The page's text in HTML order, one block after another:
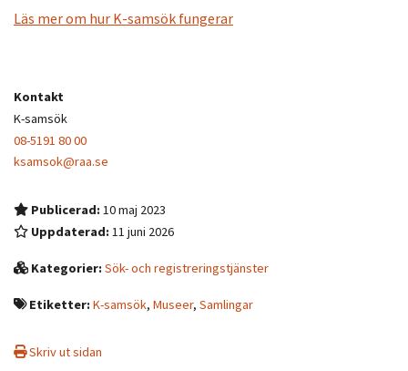
Läs mer om hur K-samsök fungerar
Kontakt
K-samsök
08-5191 80 00
ksamsok@raa.se
Publicerad:10 maj 2023
Uppdaterad:11 juni 2026
Kategorier:Sök- och registreringstjänster
Etiketter:K-samsök, Museer, Samlingar
Skriv ut sidan